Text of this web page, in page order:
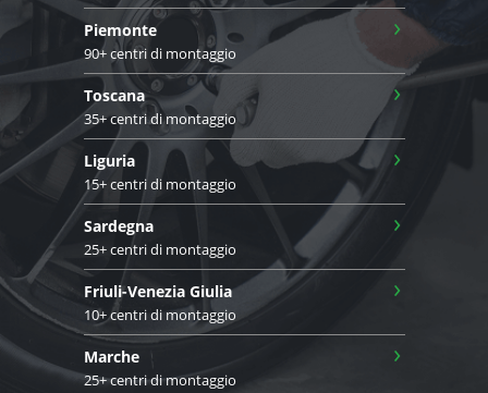
Piemonte
90+ centri di montaggio
›
Toscana
35+ centri di montaggio
›
Liguria
15+ centri di montaggio
›
Sardegna
25+ centri di montaggio
›
Friuli-Venezia Giulia
10+ centri di montaggio
›
Marche
25+ centri di montaggio
›